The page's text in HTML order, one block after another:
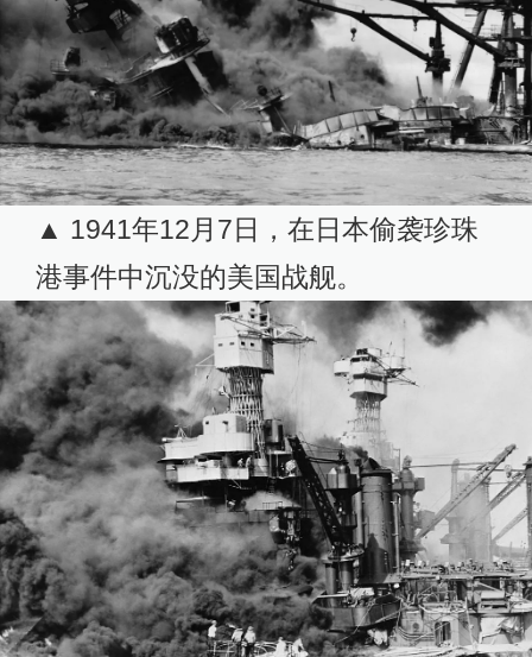
▲ 1941年12月7日，在日本偷袭珍珠
港事件中沉没的美国战舰。